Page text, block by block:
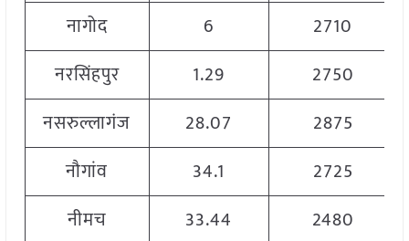
नागोद
6
2710
नरसिंहपुर
1.29
2750
नसरुल्लागंज
28.07
2875
नौगांव
34.1
2725
नीमच
33.44
2480